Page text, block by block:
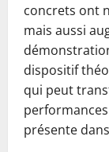
concrets ont
mais aussi
dispositif
qui peut
présente